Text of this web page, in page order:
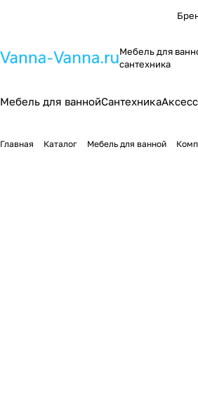
Мебель для
сантехника
Мебель для ваннойСантехника
Главная Каталог Мебель для ванной